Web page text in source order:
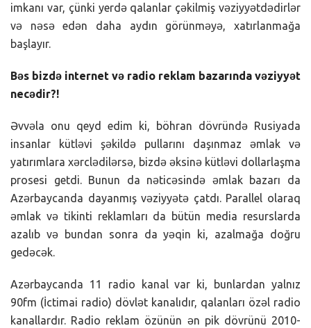
imkanı var, çünki yerdə qalanlar çəkilmiş vəziyyətdədirlər
və nəsə edən daha aydın görünməyə, xatırlanmağa
başlayır.
Bəs bizdə internet və radio reklam bazarında vəziyyət
necədir?!
Əvvəla onu qeyd edim ki, böhran dövründə Rusiyada
insanlar kütləvi şəkildə pullarını daşınmaz əmlak və
yatırımlara xərclədilərsə, bizdə əksinə kütləvi dollarlaşma
prosesi getdi. Bunun da nəticəsində əmlak bazarı da
Azərbaycanda dayanmış vəziyyətə çatdı. Parallel olaraq
əmlak və tikinti reklamları da bütün media resurslarda
azalıb və bundan sonra da yəqin ki, azalmağa doğru
gedəcək.
Azərbaycanda 11 radio kanal var ki, bunlardan yalnız
90fm (İctimai radio) dövlət kanalıdır, qalanları özəl radio
kanallardır. Radio reklam özünün ən pik dövrünü 2010-